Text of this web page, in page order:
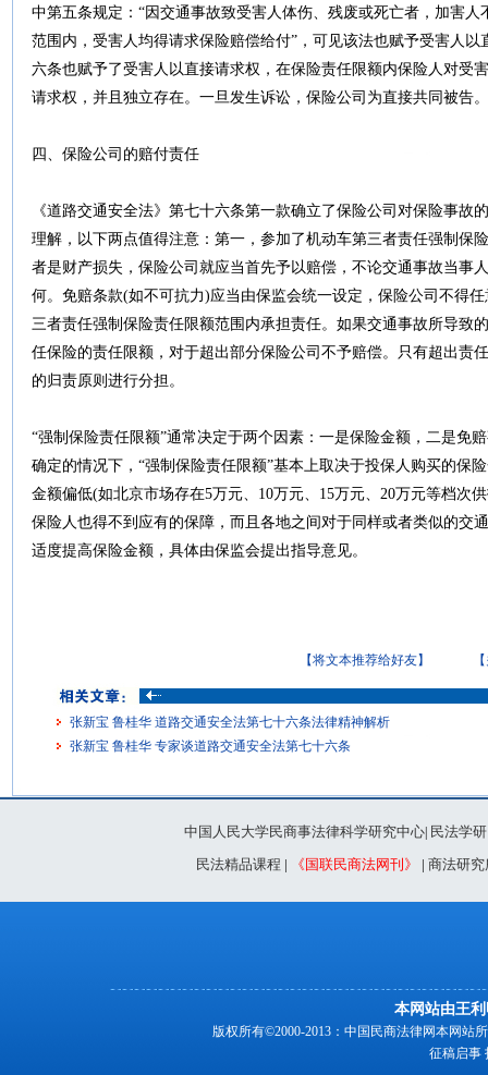
中第五条规定：“因交通事故致受害人体伤、残废或死亡者，加害
范围内，受害人均得请求保险赔偿给付”，可见该法也赋予受害人
六条也赋予了受害人以直接请求权，在保险责任限额内保险人对受
请求权，并且独立存在。一旦发生诉讼，保险公司为直接共同被告。
四、保险公司的赔付责任
《道路交通安全法》第七十六条第一款确立了保险公司对保险事故
理解，以下两点值得注意：第一，参加了机动车第三者责任强制保
者是财产损失，保险公司就应当首先予以赔偿，不论交通事故当事
何。免赔条款(如不可抗力)应当由保监会统一设定，保险公司不得
三者责任强制保险责任限额范围内承担责任。如果交通事故所导致
任保险的责任限额，对于超出部分保险公司不予赔偿。只有超出责
的归责原则进行分担。
“强制保险责任限额”通常决定于两个因素：一是保险金额，二是免
确定的情况下，“强制保险责任限额”基本上取决于投保人购买的保
金额偏低(如北京市场存在5万元、10万元、15万元、20万元等档次
保险人也得不到应有的保障，而且各地之间对于同样或者类似的交
适度提高保险金额，具体由保监会提出指导意见。
【将文本推荐给好友】
张新宝 鲁桂华 道路交通安全法第七十六条法律精神解析
张新宝 鲁桂华 专家谈道路交通安全法第七十六条
中国人民大学民商事法律科学研究中心| 民法学
民法精品课程 | 《国联民商法网刊》 | 商法研究
本网站由王
版权所有©2000-2013：中国民商法律网本网站
征稿启事